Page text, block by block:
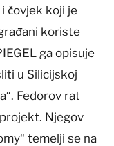
čovjek koji je
koriste
ga opisuje
u Silicijskoj
Fedorov rat
Njegov
temelji se na